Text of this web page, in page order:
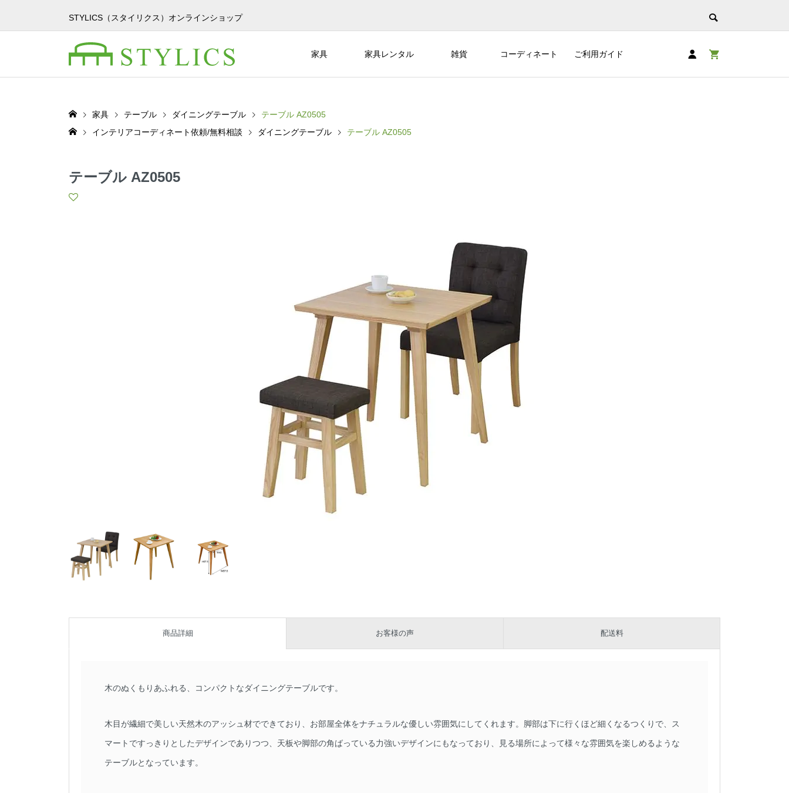
STYLICS（スタイリクス）オンラインショップ
家具 家具レンタル 雑貨 コーディネート ご利用ガイド
家具 テーブル ダイニングテーブル
テーブル AZ0505
インテリアコーディネート依頼/無料相談
ダイニングテーブル テーブル AZ0505
テーブル AZ0505
商品詳細 お客様の声 配送料
木のぬくもりあふれる、コンパクトなダイニングテーブルです。
木目が繊細で美しい天然木のアッシュ材でできており、お部屋全体をナチュラルな優しい雰囲気にしてくれます。脚部は下に行くほど細くなるつくりで、ス
マートですっきりとしたデザインでありつつ、天板や脚部の角ばっている力強いデザインにもなっており、見る場所によって様々な雰囲気を楽しめるような
テーブルとなっています。